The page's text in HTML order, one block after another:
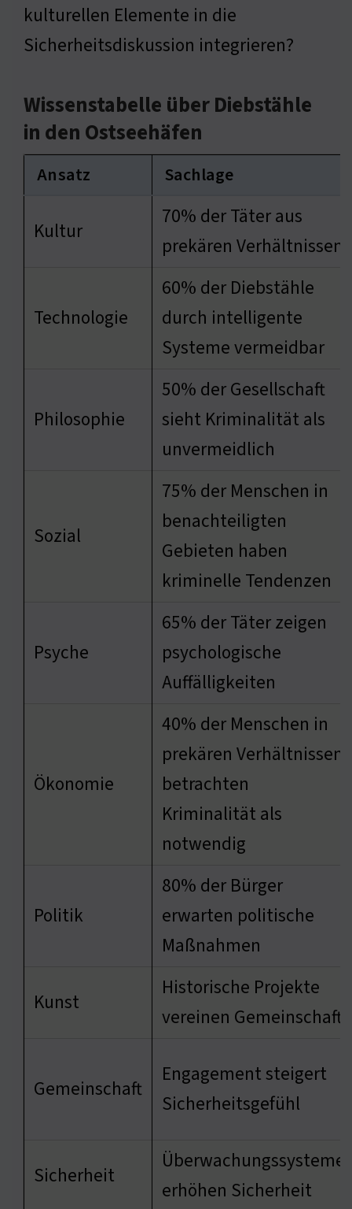
kulturellen Elemente in die
Sicherheitsdiskussion integrieren?
Wissenstabelle über Diebstähle
in den Ostseehäfen
Ansatz Sachlage
Kultur
70% der Täter aus
prekären Verhältnissen
Technologie
60% der Diebstähle
durch intelligente
Systeme vermeidbar
Philosophie
50% der Gesellschaft
sieht Kriminalität als
unvermeidlich
Sozial
75% der Menschen in
benachteiligten
Gebieten haben
kriminelle Tendenzen
Psyche
65% der Täter zeigen
psychologische
Auffälligkeiten
Ökonomie
40% der Menschen in
prekären Verhältnissen
betrachten
Kriminalität als
notwendig
Politik
80% der Bürger
erwarten politische
Maßnahmen
Kunst
Historische Projekte
vereinen Gemeinschaft
Gemeinschaft
Engagement steigert
Sicherheitsgefühl
Sicherheit
Überwachungssysteme
erhöhen Sicherheit